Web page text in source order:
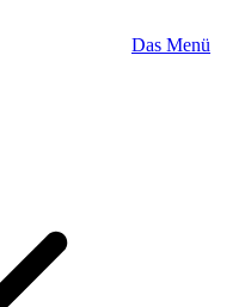
Das Menü